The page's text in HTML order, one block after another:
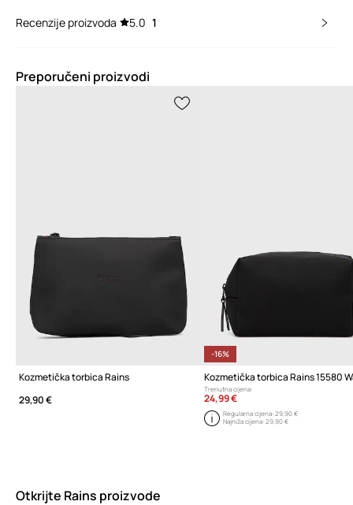
Recenzije proizvoda 5.0 1
Preporučeni proizvodi
Kozmetička torbica Rains
29,90 €
-16%
Trenutna cijena:
24,99 €
Regularna cijena: 29,90 €
Najniža cijena: 29,90 €
Otkrijte Rains proizvode